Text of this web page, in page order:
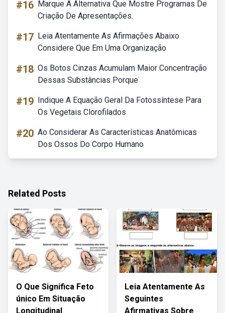
#16 Marque A Alternativa Que Mostre Programas De
Criação De Apresentações.
#17 Leia Atentamente As Afirmações Abaixo
Considere Que Em Uma Organização
#18 Os Botos Cinzas Acumulam Maior Concentração
Dessas Substâncias Porque
#19 Indique A Equação Geral Da Fotossíntese Para
Os Vegetais Clorofilados
#20 Ao Considerar As Características Anatômicas
Dos Ossos Do Corpo Humano
Related Posts
O Que Significa Feto
único Em Situação
Longitudinal
Leia Atentamente As
Seguintes
Afirmativas Sobre